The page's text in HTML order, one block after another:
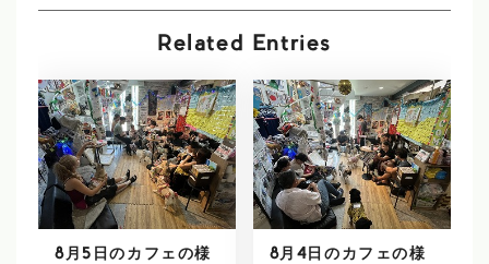
Related Entries
8月5日のカフェの様
8月4日のカフェの様